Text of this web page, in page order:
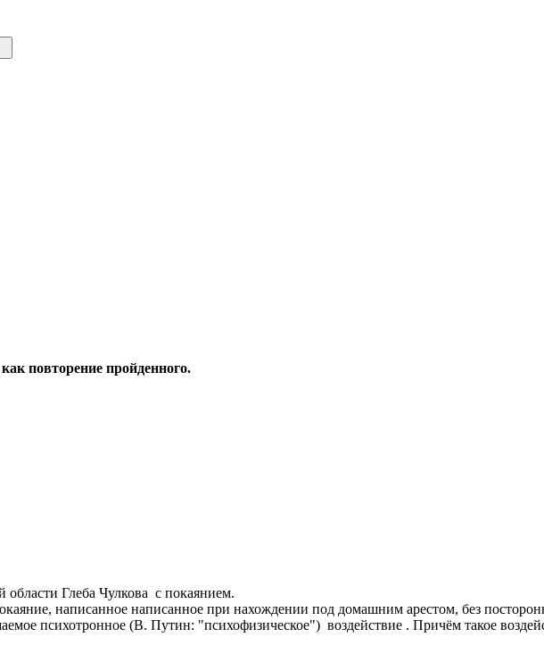
повторение пройденного.
области Глеба Чулкова с покаянием.
написанное написанное при нахождении под домашним арестом, без
психотронное (В. Путин: "психофизическое") воздействие . Причём такое